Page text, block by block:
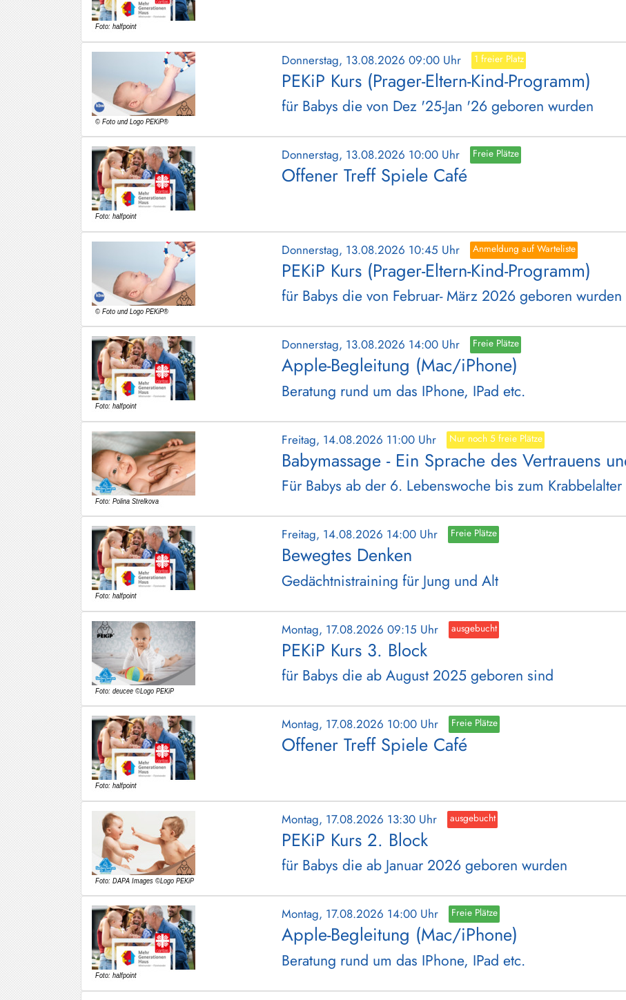
Donnerstag, 13.08.2026 09:00 Uhr 1 freier Platz
PEKiP Kurs (Prager-Eltern-Kind-Programm)
für Babys die von Dez '25-Jan '26 geboren wurden
Donnerstag, 13.08.2026 10:00 Uhr Freie Plätze
Offener Treff Spiele Café
Donnerstag, 13.08.2026 10:45 Uhr Anmeldung auf Warteliste
PEKiP Kurs (Prager-Eltern-Kind-Programm)
für Babys die von Februar- März 2026 geboren wurden
Donnerstag, 13.08.2026 14:00 Uhr Freie Plätze
Apple-Begleitung (Mac/iPhone)
Beratung rund um das IPhone, IPad etc.
Freitag, 14.08.2026 11:00 Uhr Nur noch 5 freie Plätze
Babymassage - Ein Sprache des Vertrauens
Für Babys ab der 6. Lebenswoche bis zum Krabbelalter
Freitag, 14.08.2026 14:00 Uhr Freie Plätze
Bewegtes Denken
Gedächtnistraining für Jung und Alt
Montag, 17.08.2026 09:15 Uhr ausgebucht
PEKiP Kurs 3. Block
für Babys die ab August 2025 geboren sind
Montag, 17.08.2026 10:00 Uhr Freie Plätze
Offener Treff Spiele Café
Montag, 17.08.2026 13:30 Uhr ausgebucht
PEKiP Kurs 2. Block
für Babys die ab Januar 2026 geboren wurden
Montag, 17.08.2026 14:00 Uhr Freie Plätze
Apple-Begleitung (Mac/iPhone)
Beratung rund um das IPhone, IPad etc.